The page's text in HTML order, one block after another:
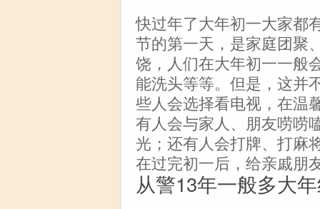
快过年了大年初一大家都
节的第一天，是家庭团聚
饶，人们在大年初一一般
能洗头等等。但是，这并
些人会选择看电视，在温
有人会与家人、朋友唠唠
光；还有人会打牌、打麻
在过完初一后，给亲戚朋
从警13年一般多大